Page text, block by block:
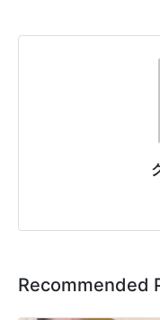
Recommended